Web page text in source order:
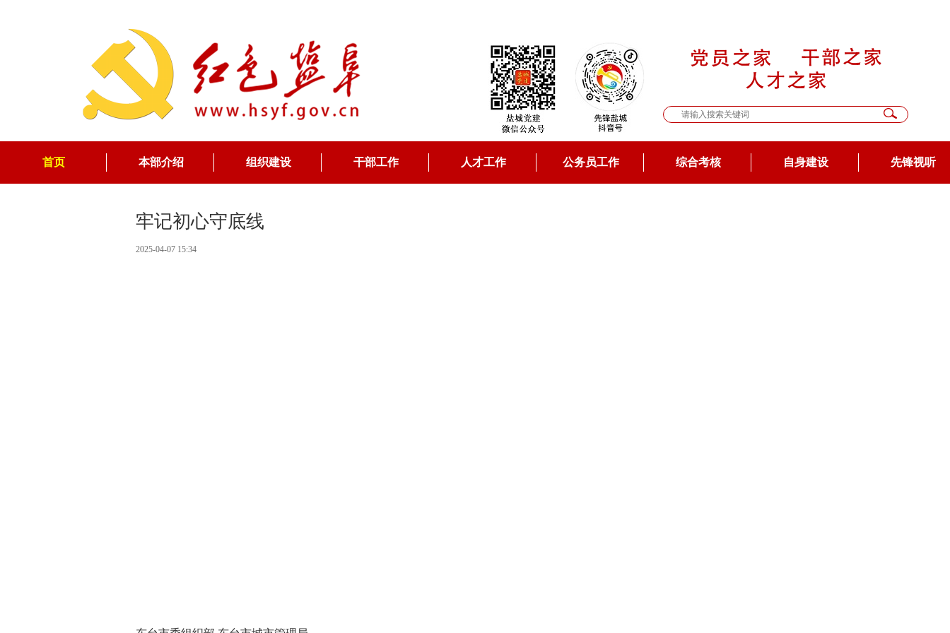
首页 本部介绍 组织建设 干部工作 人才工作 公务员工作 综合考核 自身建设 先锋视听
牢记初心守底线
2025-04-07 15:34